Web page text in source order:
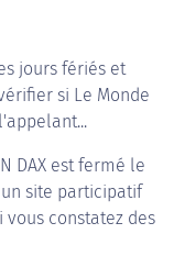
jours fériés et
si Le Monde
DAX est fermé le
site participatif
constatez des